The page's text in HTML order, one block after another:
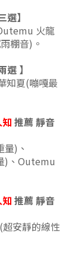
選】
火龍
棚音)。
選 】
知夏(嘣嘎最
推薦 靜音
)、
、 Outemu
推薦 靜音
安靜的線性